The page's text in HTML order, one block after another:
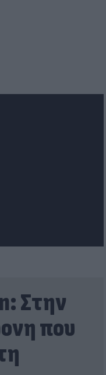
Στην
που